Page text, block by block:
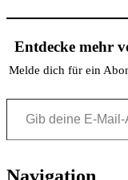
Entdecke mehr
Melde dich für ein
Gib deine E-Mail-Adresse ein ...
Post